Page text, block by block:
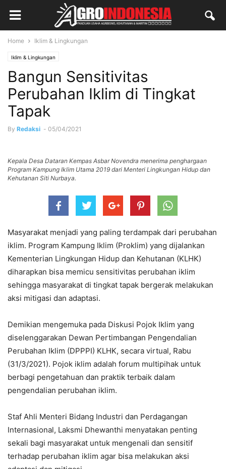
Home Iklim & Lingkungan
Iklim & Lingkungan
Bangun Sensitivitas
Perubahan Iklim di Tingkat
Tapak
By Redaksi - 05/04/2021
Kepala Desa Dataran Kempas Asbar Novendra menerima penghargaan
Program Kampung Iklim Utama 2019 dari Menteri Lingkungan Hidup dan
Kehutanan Siti Nurbaya.
Masyarakat menjadi yang paling terdampak dari perubahan
iklim. Program Kampung Iklim (Proklim) yang dijalankan
Kementerian Lingkungan Hidup dan Kehutanan (KLHK)
diharapkan bisa memicu sensitivitas perubahan iklim
sehingga masyarakat di tingkat tapak bergerak melakukan
aksi mitigasi dan adaptasi.
Demikian mengemuka pada Diskusi Pojok Iklim yang
diselenggarakan Dewan Pertimbangan Pengendalian
Perubahan Iklim (DPPPI) KLHK, secara virtual, Rabu
(31/3/2021). Pojok iklim adalah forum multipihak untuk
berbagi pengetahuan dan praktik terbaik dalam
pengendalian perubahan iklim.
Staf Ahli Menteri Bidang Industri dan Perdagangan
Internasional, Laksmi Dhewanthi menyatakan penting
sekali bagi masyarakat untuk mengenali dan sensitif
terhadap perubahan iklim agar bisa melakukan aksi